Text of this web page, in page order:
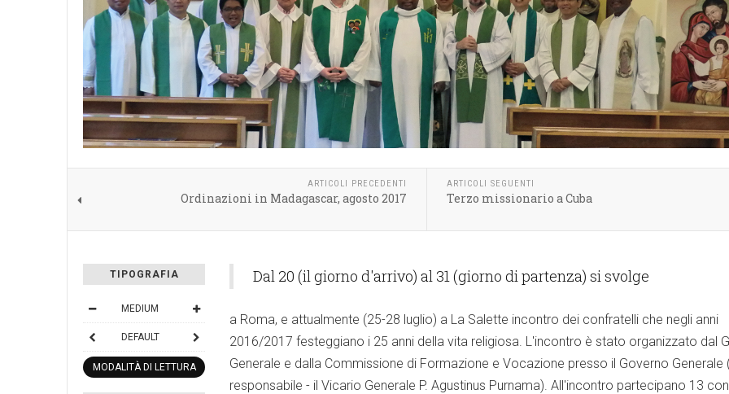
ARTICOLI PRECEDENTI
Ordinazioni in Madagascar, agosto 2017
ARTICOLI SEGUENTI
Terzo missionario a Cuba
TIPOGRAFIA
MEDIUM
DEFAULT
MODALITÀ DI LETTURA
Dal 20 (il giorno d'arrivo) al 31 (giorno di partenza) si svolge
a Roma, e attualmente (25-28 luglio) a La Salette incontro dei confratelli che negli anni
2016/2017 festeggiano i 25 anni della vita religiosa. L'incontro è stato organizzato dal
Generale e dalla Commissione di Formazione e Vocazione presso il Governo Generale
responsabile - il Vicario Generale P. Agustinus Purnama). All'incontro partecipano 13